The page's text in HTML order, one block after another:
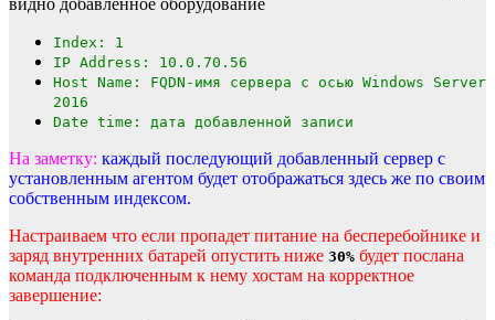
видно добавленное оборудование
Index: 1
IP Address: 10.0.70.56
Host Name: FQDN-имя сервера с осью Windows Server
2016
Date time: дата добавленной записи
На заметку: каждый последующий добавленный сервер с
установленным агентом будет отображаться здесь же по своим
собственным индексом.
Настраиваем что если пропадет питание на бесперебойнике и
заряд внутренних батарей опустить ниже 30% будет послана
команда подключенным к нему хостам на корректное
завершение: